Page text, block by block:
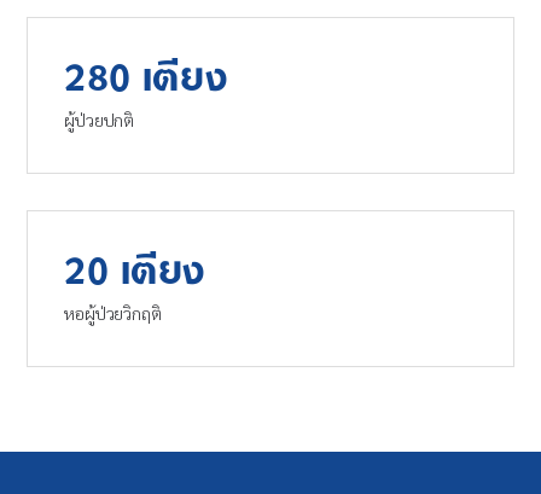
280 เตียง
ผู้ป่วยปกติ
20 เตียง
หอผู้ป่วยวิกฤติ